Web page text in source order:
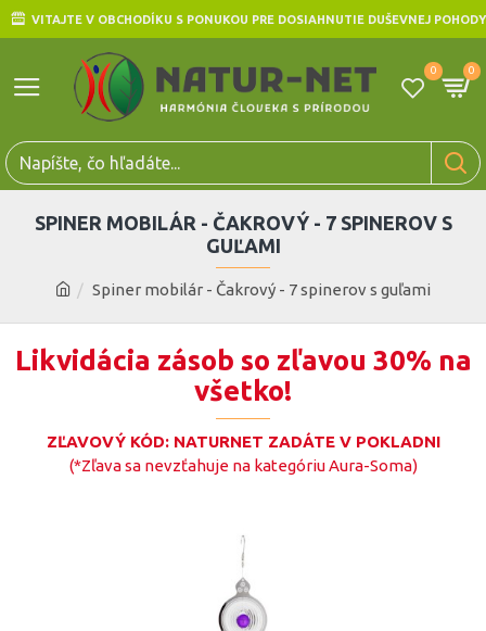
VITAJTE V OBCHODÍKU S PONUKOU PRE DOSIAHNUTIE DUŠEVNEJ POHODY
0 0
Spiner mobilár - Čakrový - 7 spinerov s guľami
SPINER MOBILÁR - ČAKROVÝ - 7 SPINEROV S
GUĽAMI
Likvidácia zásob so zľavou 30% na
všetko!
ZĽAVOVÝ KÓD: NATURNET ZADÁTE V POKLADNI
(*Zľava sa nevzťahuje na kategóriu Aura-Soma)